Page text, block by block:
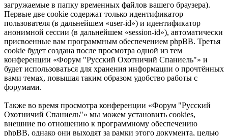
загружаемые в папку временных файлов вашего браузера).
Первые две cookie содержат только идентификатор
пользователя (в дальнейшем «user-id») и идентификатор
анонимной сессии (в дальнейшем «session-id»), автоматически
присвоенные вам программным обеспечением phpBB. Третья
cookie будет создана после просмотра одной из тем
конференции «Форум "Русский Охотничий Спаниель"» и
будет использоваться для хранения информации о прочтённых
вами темах, повышая таким образом удобство работы с
форумами.
Также во время просмотра конференции «Форум "Русский
Охотничий Спаниель"» мы можем установить cookies,
внешние по отношению к программному обеспечению
phpBB, однако они выходят за рамки этого документа, целью